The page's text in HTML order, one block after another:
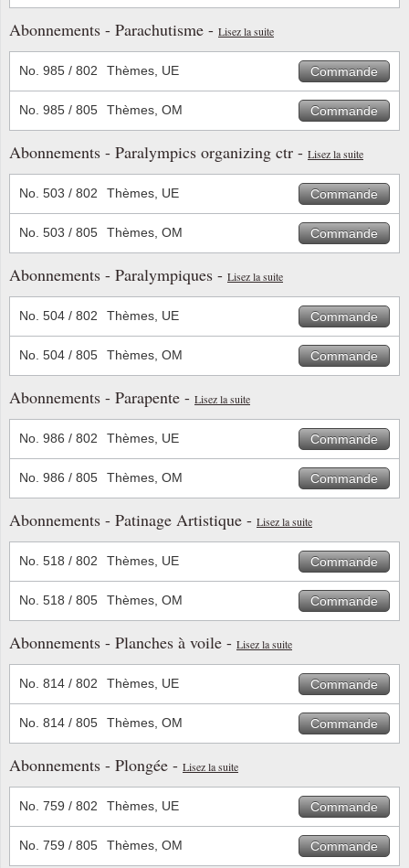
Abonnements - Parachutisme - Lisez la suite
No. 985 / 802 Thèmes, UE Commande
No. 985 / 805 Thèmes, OM Commande
Abonnements - Paralympics organizing ctr - Lisez la suite
No. 503 / 802 Thèmes, UE Commande
No. 503 / 805 Thèmes, OM Commande
Abonnements - Paralympiques - Lisez la suite
No. 504 / 802 Thèmes, UE Commande
No. 504 / 805 Thèmes, OM Commande
Abonnements - Parapente - Lisez la suite
No. 986 / 802 Thèmes, UE Commande
No. 986 / 805 Thèmes, OM Commande
Abonnements - Patinage Artistique - Lisez la suite
No. 518 / 802 Thèmes, UE Commande
No. 518 / 805 Thèmes, OM Commande
Abonnements - Planches à voile - Lisez la suite
No. 814 / 802 Thèmes, UE Commande
No. 814 / 805 Thèmes, OM Commande
Abonnements - Plongée - Lisez la suite
No. 759 / 802 Thèmes, UE Commande
No. 759 / 805 Thèmes, OM Commande